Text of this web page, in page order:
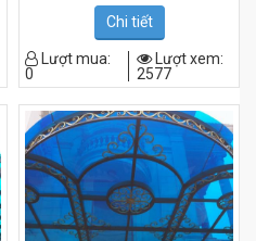
có nhiều năm kinh nghiệm
Chi tiết
Lượt mua:
0
Lượt xem:
2577